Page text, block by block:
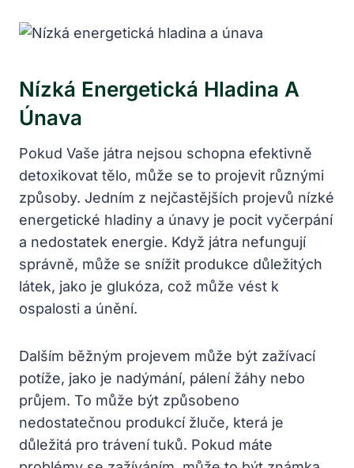
Nízká Energetická⁢ Hladina A
Únava
Pokud Vaše játra nejsou schopna efektivně
detoxikovat tělo, může se to projevit​ různými
způsoby. Jedním z nejčastějších projevů nízké
energetické hladiny‍ a únavy je pocit vyčerpání
‌a nedostatek energie. Když játra nefungují
správně, může se snížit produkce důležitých
látek, jako je glukóza, což může vést k
ospalosti a únění.
Dalším běžným projevem může být zažívací
potíže, jako je nadýmání, pálení žáhy⁣ nebo
průjem. To může být způsobeno
nedostatečnou​ produkcí žluče, která ‍je
⁣důležitá⁢ pro trávení tuků. Pokud máte